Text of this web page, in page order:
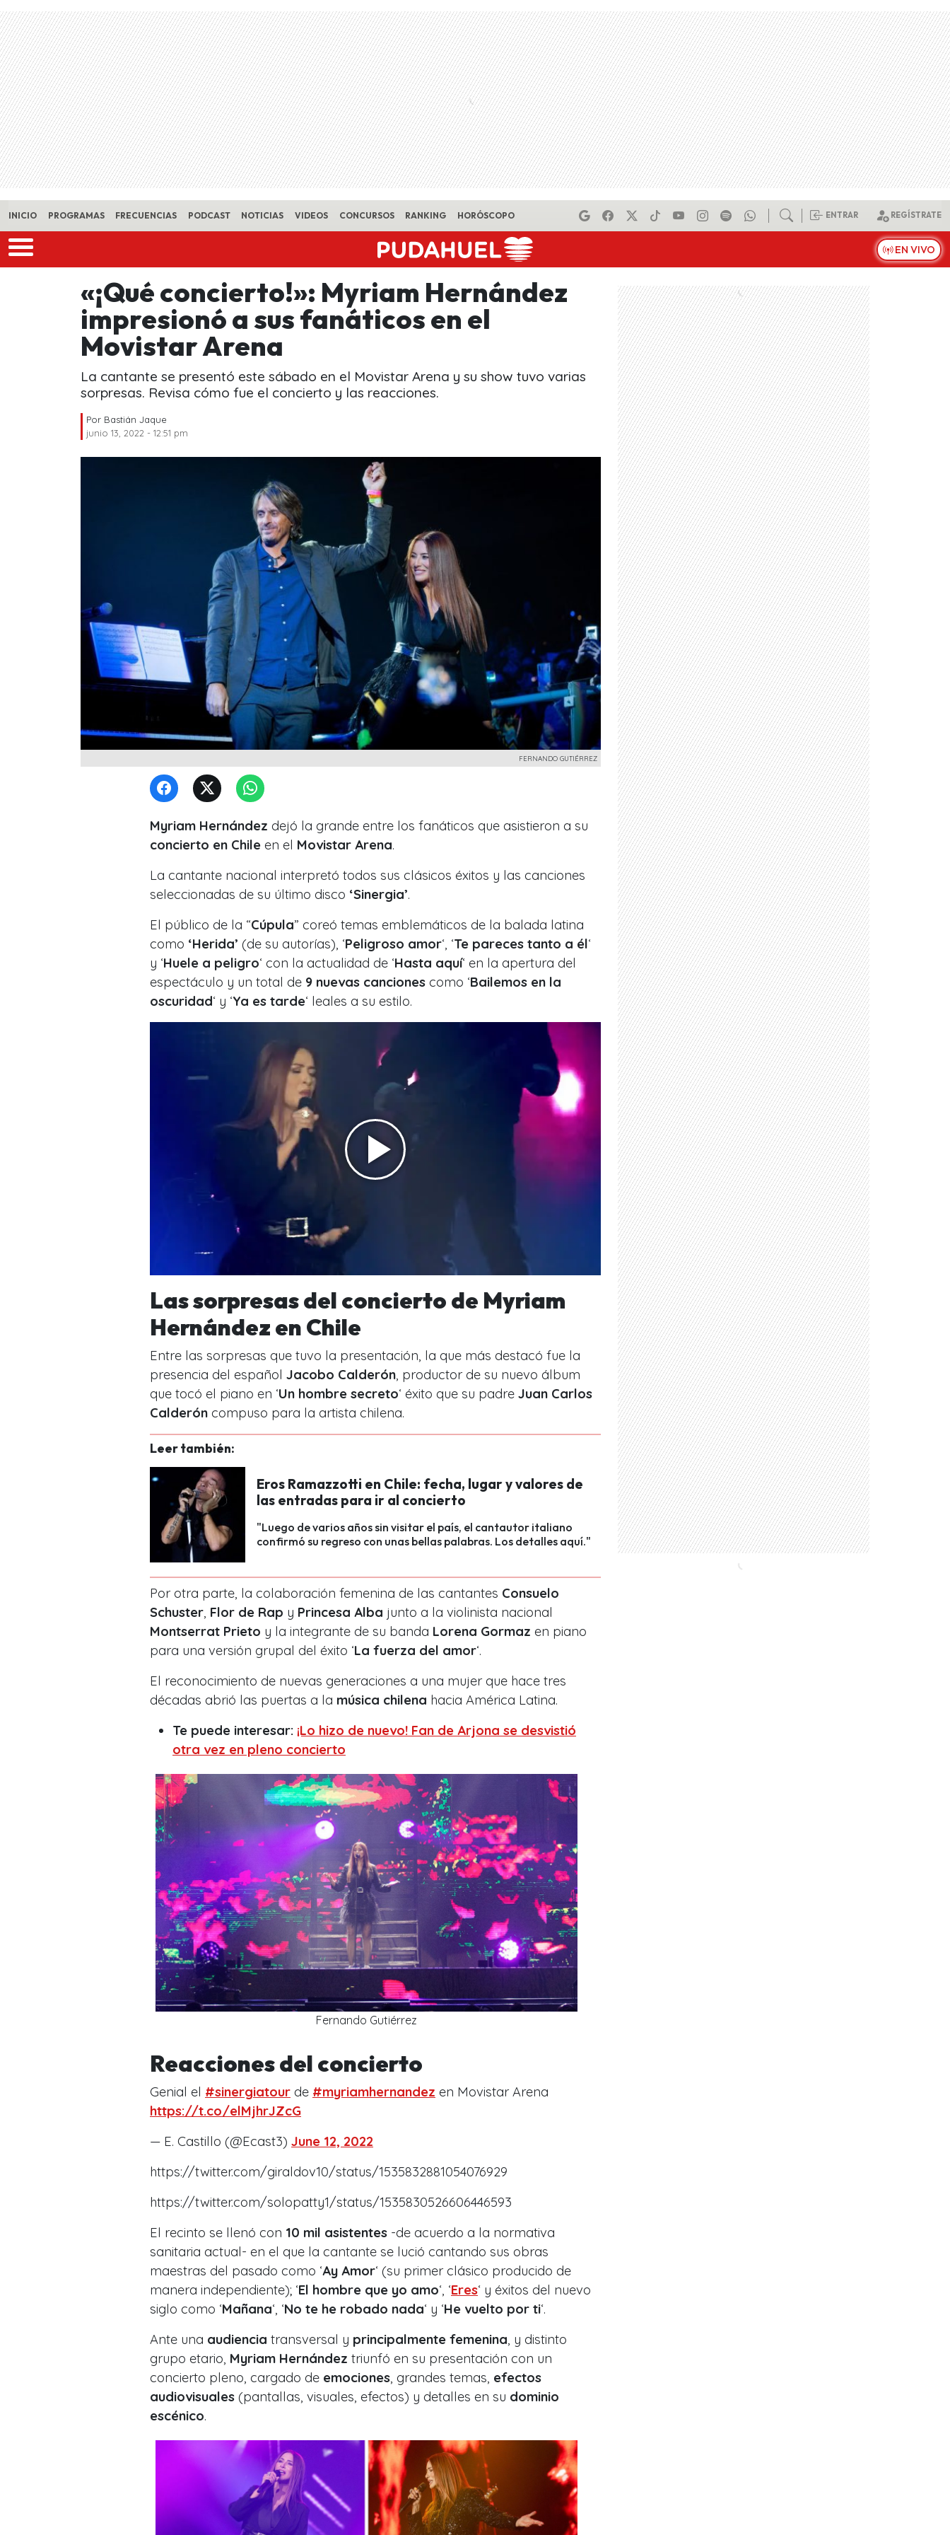
Skip to main content
INICIO PROGRAMAS FRECUENCIAS PODCAST NOTICIAS VIDEOS CONCURSOS RANKING HORÓSCOPO ENTRAR REGÍSTRATE
EN VIVO
«¡Qué concierto!»: Myriam Hernández
impresionó a sus fanáticos en el
Movistar Arena
La cantante se presentó este sábado en el Movistar Arena y su show tuvo varias
sorpresas. Revisa cómo fue el concierto y las reacciones.
Por Bastián Jaque
junio 13, 2022 - 12:51 pm
FERNANDO GUTIÉRREZ
Myriam Hernández dejó la grande entre los fanáticos que asistieron a su
concierto en Chile en el Movistar Arena.
La cantante nacional interpretó todos sus clásicos éxitos y las canciones
seleccionadas de su último disco ‘Sinergia’.
El público de la “Cúpula” coreó temas emblemáticos de la balada latina
como ‘Herida’ (de su autorías), ‘Peligroso amor‘, ‘Te pareces tanto a él‘
y ‘Huele a peligro‘ con la actualidad de ‘Hasta aquí‘ en la apertura del
espectáculo y un total de 9 nuevas canciones como ‘Bailemos en la
oscuridad‘ y ‘Ya es tarde‘ leales a su estilo.
Las sorpresas del concierto de Myriam
Hernández en Chile
Entre las sorpresas que tuvo la presentación, la que más destacó fue la
presencia del español Jacobo Calderón, productor de su nuevo álbum
que tocó el piano en ‘Un hombre secreto‘ éxito que su padre Juan Carlos
Calderón compuso para la artista chilena.
Leer también:
Eros Ramazzotti en Chile: fecha, lugar y valores de
las entradas para ir al concierto
"Luego de varios años sin visitar el país, el cantautor italiano
confirmó su regreso con unas bellas palabras. Los detalles aquí."
Por otra parte, la colaboración femenina de las cantantes Consuelo
Schuster, Flor de Rap y Princesa Alba junto a la violinista nacional
Montserrat Prieto y la integrante de su banda Lorena Gormaz en piano
para una versión grupal del éxito ‘La fuerza del amor‘.
El reconocimiento de nuevas generaciones a una mujer que hace tres
décadas abrió las puertas a la música chilena hacia América Latina.
Te puede interesar: ¡Lo hizo de nuevo! Fan de Arjona se desvistió
otra vez en pleno concierto
Fernando Gutiérrez
Reacciones del concierto
Genial el #sinergiatour de #myriamhernandez en Movistar Arena
https://t.co/elMjhrJZcG
— E. Castillo (@Ecast3) June 12, 2022
https://twitter.com/giraldov10/status/1535832881054076929
https://twitter.com/solopatty1/status/1535830526606446593
El recinto se llenó con 10 mil asistentes -de acuerdo a la normativa
sanitaria actual- en el que la cantante se lució cantando sus obras
maestras del pasado como ‘Ay Amor‘ (su primer clásico producido de
manera independiente); ‘El hombre que yo amo‘, ‘Eres‘ y éxitos del nuevo
siglo como ‘Mañana‘, ‘No te he robado nada‘ y ‘He vuelto por ti‘.
Ante una audiencia transversal y principalmente femenina, y distinto
grupo etario, Myriam Hernández triunfó en su presentación con un
concierto pleno, cargado de emociones, grandes temas, efectos
audiovisuales (pantallas, visuales, efectos) y detalles en su dominio
escénico.